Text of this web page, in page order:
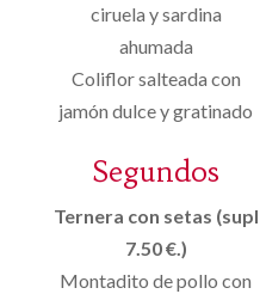
ciruela y sardina
ahumada
Coliflor salteada con
jamón dulce y gratinado
Segundos
Ternera con setas (supl
7.50 €.)
Montadito de pollo con